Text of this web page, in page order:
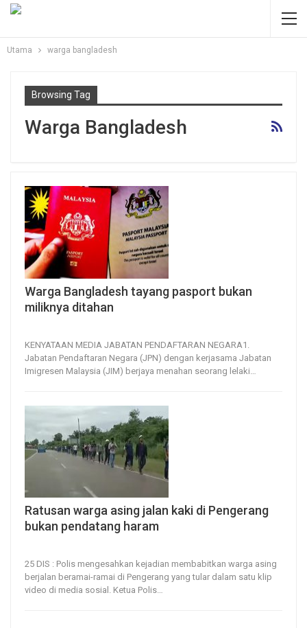
Utama warga bangladesh
Browsing Tag
Warga Bangladesh
Warga Bangladesh tayang pasport bukan
miliknya ditahan
KENYATAAN MEDIA JABATAN PENDAFTARAN NEGARA1.
Jabatan Pendaftaran Negara (JPN) dengan kerjasama Jabatan
Imigresen Malaysia (JIM) berjaya menahan seorang lelaki
Ratusan warga asing jalan kaki di Pengerang
bukan pendatang haram
25 DIS : Polis mengesahkan kejadian membabitkan warga asing
berjalan beramai-ramai di Pengerang yang tular dalam satu klip
video di media sosial. Ketua Polis…